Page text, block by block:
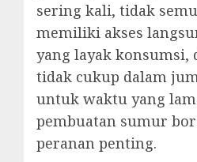
sering kali, tidak
memiliki akses
yang layak konsumsi,
tidak cukup dalam
untuk waktu yang
pembuatan sumur
peranan penting.